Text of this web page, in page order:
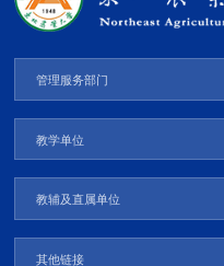
管理服务部门
教学单位
教辅及直属单位
其他链接